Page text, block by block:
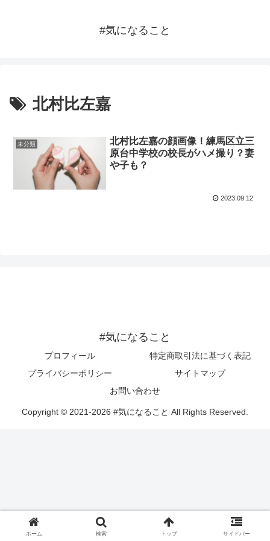
#気になること
北村比左嘉
未分類
北村比左嘉の顔画像！練馬区立三
原台中学校の校長がハメ撮り？妻
や子も？
2023.09.12
#気になること
プロフィール
特定商取引法に基づく表記
プライバシーポリシー
サイトマップ
お問い合わせ
Copyright © 2021-2026 #気になること All Rights Reserved.
ホーム 検索 トップ サイドバー